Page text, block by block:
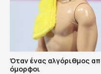
Όταν ένας αλγόριθμος
όμορφοι